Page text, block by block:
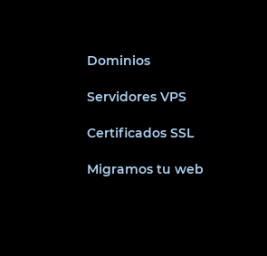
Dominios
Servidores VPS
Certificados SSL
Migramos tu web